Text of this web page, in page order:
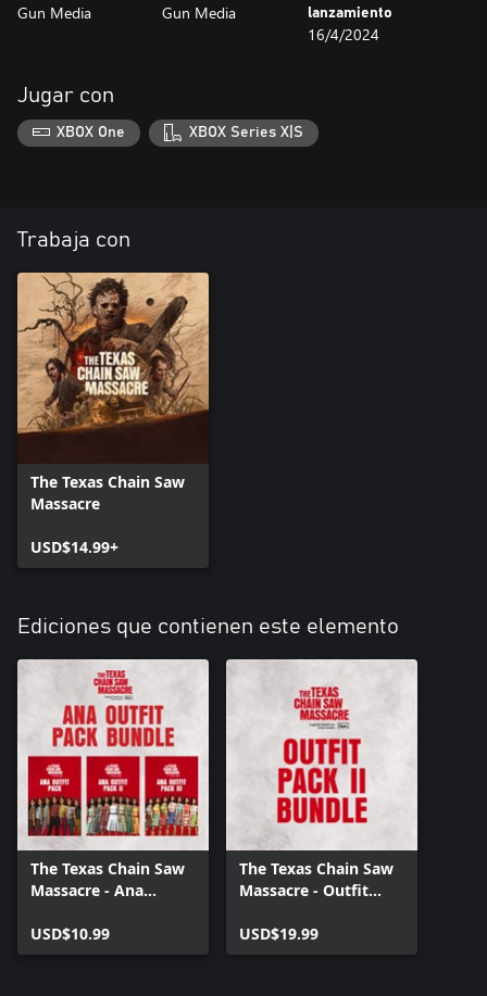
Gun Media Gun Media
lanzamiento
16/4/2024
Jugar con
XBOX One XBOX Series X|S
Trabaja con
The Texas Chain Saw
Massacre
USD$14.99+
Ediciones que contienen este elemento
The Texas Chain Saw
Massacre - Ana
USD$10.99
The Texas Chain Saw
Massacre - Outfit
USD$19.99